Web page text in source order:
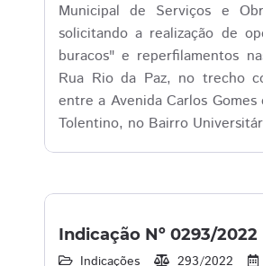
Municipal de Serviços e
solicitando a realização de
buracos" e reperfilamentos
Rua Rio da Paz, no trecho
entre a Avenida Carlos Gomes
Tolentino, no Bairro
Indicação Nº 0293/2022
Indicações 293/2022